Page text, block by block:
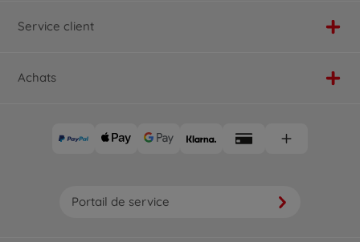
Service client
Achats
Portail de service